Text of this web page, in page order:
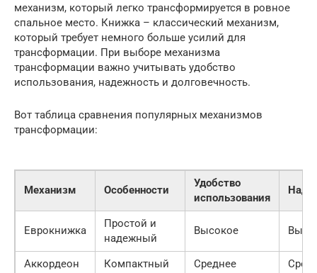
механизм, который легко трансформируется в ровное
спальное место. Книжка – классический механизм,
который требует немного больше усилий для
трансформации. При выборе механизма
трансформации важно учитывать удобство
использования, надежность и долговечность.
Вот таблица сравнения популярных механизмов
трансформации:
Механизм Особенности
Удобство
использования
Еврокнижка
Простой и
надежный
Высокое
Аккордеон Компактный Среднее